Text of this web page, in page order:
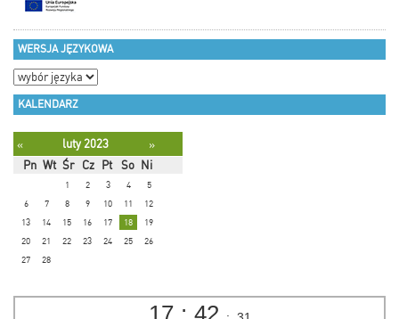
WERSJA JĘZYKOWA
KALENDARZ
« luty 2023
»
Pn Wt Śr Cz Pt So Ni
1 2 3 4
5
6
7 8 9 10 11
12
13
14 15 16 17 18
19
20
21 22 23 24 25
26
27
28
17 : 42